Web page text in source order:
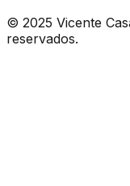
© 2025 Vicente
reservados.